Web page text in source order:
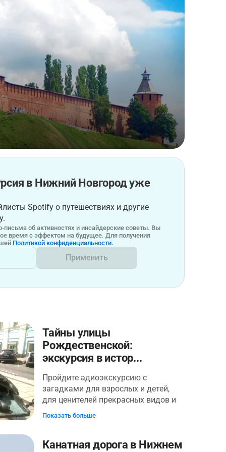
в Нижний Новгород уже
Spotify о путешествиях и другие
об активностях и инсайдерские советы. Вы
время с эффектом на будущее. Для получения
Политикой конфиденциальности.
Применить
Тайны улицы
Рождественской:
экскурсия в истор...
Пройдите адиоэкскурсию с
загадками для взрослых и детей,
для ценителей прекрасных видов и
легенд! Экскурсия проведет по
каждый дом — настоящая шкатулка,
Показать больше
Канатная дорога в Нижнем